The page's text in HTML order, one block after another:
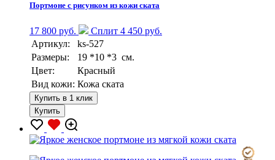
Портмоне с рисунком из кожи ската
17 800 руб.
Сплит 4 450 руб.
Артикул:
ks-527
Размеры:
19 *10 *3 см.
Цвет:
Красный
Вид кожи: Кожа ската
Купить в 1 клик
Купить